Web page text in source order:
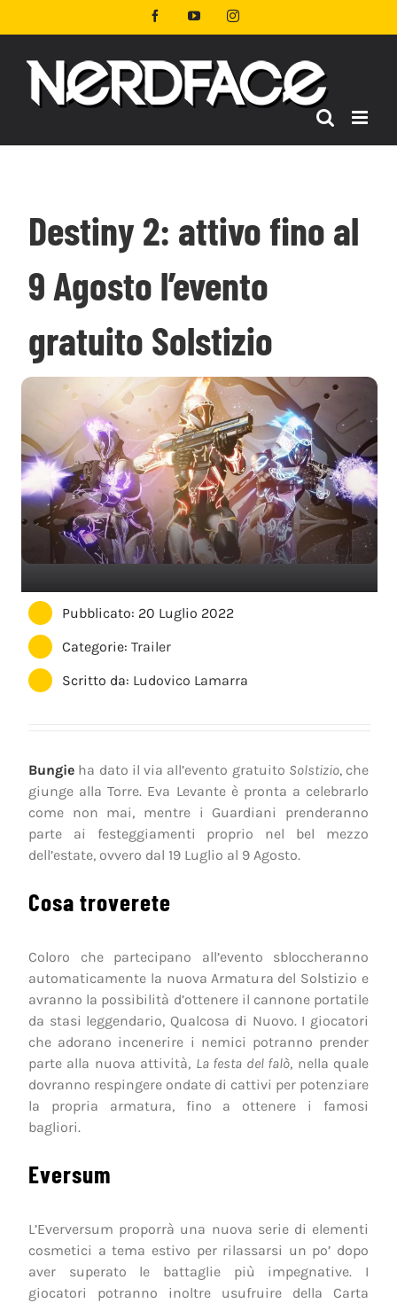
al
FacebookYouTubeInstagram
Destiny 2: attivo fino al
9 Agosto l’evento
gratuito Solstizio
Pubblicato: 20 Luglio 2022
Categorie:Trailer
Scritto da: Ludovico Lamarra
Bungie ha dato il via all’evento gratuito Solstizio, che
giunge alla Torre. Eva Levante è pronta a celebrarlo
come non mai, mentre i Guardiani prenderanno
parte ai festeggiamenti proprio nel bel mezzo
dell’estate, ovvero dal 19 Luglio al 9 Agosto.
Cosa troverete
Coloro che partecipano all’evento sbloccheranno
automaticamente la nuova Armatura del Solstizio e
avranno la possibilità d’ottenere il cannone portatile
da stasi leggendario, Qualcosa di Nuovo. I giocatori
che adorano incenerire i nemici potranno prender
parte alla nuova attività, La festa del falò, nella quale
dovranno respingere ondate di cattivi per potenziare
la propria armatura, fino a ottenere i famosi
bagliori.
Eversum
L’Everversum proporrà una nuova serie di elementi
cosmetici a tema estivo per rilassarsi un po’ dopo
aver superato le battaglie più impegnative. I
giocatori potranno inoltre usufruire della Carta